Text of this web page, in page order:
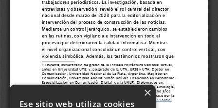
×
Ese sitio web utiliza cookies